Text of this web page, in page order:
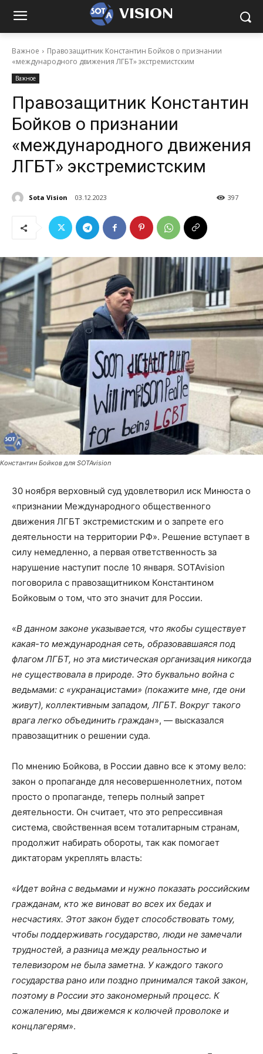
VISION
Важное
Правозащитник Константин Бойков о признании
«международного движения ЛГБТ» экстремистским
Важное
Правозащитник Константин
Бойков о признании
«международного движения
ЛГБТ» экстремистским
Sota Vision 03.12.2023 397
Константин Бойков для SOTAvision
30 ноября верховный суд удовлетворил иск Минюста о
«признании Международного общественного
движения ЛГБТ экстремистским и о запрете его
деятельности на территории РФ». Решение вступает в
силу немедленно, а первая ответственность за
нарушение наступит после 10 января. SOTAvision
поговорила с правозащитником Константином
Бойковым о том, что это значит для России.
«В данном законе указывается, что якобы существует
какая-то международная сеть, образовавшаяся под
флагом ЛГБТ, но эта мистическая организация никогда
не существовала в природе. Это буквально война с
ведьмами: с «укранацистами» (покажите мне, где они
живут), коллективным западом, ЛГБТ. Вокруг такого
врага легко объединить граждан», — высказался
правозащитник о решении суда.
По мнению Бойкова, в России давно все к этому вело:
закон о пропаганде для несовершеннолетних, потом
просто о пропаганде, теперь полный запрет
деятельности. Он считает, что это репрессивная
система, свойственная всем тоталитарным странам,
продолжит набирать обороты, так как помогает
диктаторам укреплять власть:
«Идет война с ведьмами и нужно показать российским
гражданам, кто же виноват во всех их бедах и
несчастиях. Этот закон будет способствовать тому,
чтобы поддерживать государство, люди не замечали
трудностей, а разница между реальностью и
телевизором не была заметна. У каждого такого
государства рано или поздно принимался такой закон,
поэтому в России это закономерный процесс. К
сожалению, мы движемся к колючей проволоке и
концлагерям».